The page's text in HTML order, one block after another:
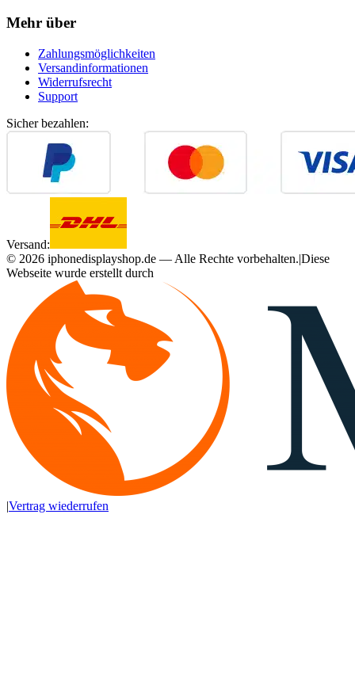
Mehr über
Zahlungsmöglichkeiten
Versandinformationen
Widerrufsrecht
Support
Sicher bezahlen:
Versand:
© 2026 iphonedisplayshop.de — Alle Rechte vorbehalten.|Diese
Webseite wurde erstellt durch
|Vertrag wiederrufen